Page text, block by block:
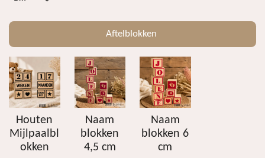
Aftelblokken
Houten
Mijlpaalbl
okken
Naam
blokken
4,5 cm
Naam
blokken 6
cm